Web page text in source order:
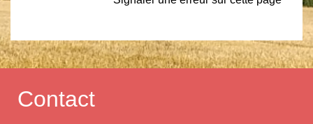
Contact